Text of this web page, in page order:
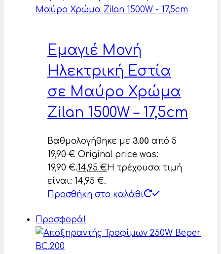
Εμαγιέ Μονή
Ηλεκτρική Εστία
σε Μαύρο Χρώμα
Zilan 1500W – 17,5cm
Βαθμολογήθηκε με 3.00 από 5
19,90€ Original price was:
19,90 €.14,95 €Η τρέχουσα τιμή
είναι: 14,95 €.
Προσθήκη στο καλάθι
Προσφορά!